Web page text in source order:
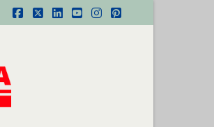
Facebook
X LinkedIn
YouTube
Instagram
Pinterest